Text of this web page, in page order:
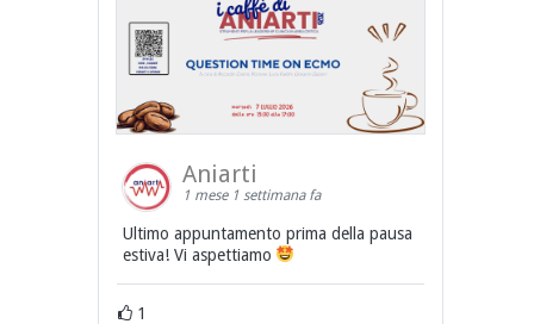
Aniarti
1 mese 1 settimana fa
Ultimo appuntamento prima della pausa
estiva! Vi aspettiamo
1